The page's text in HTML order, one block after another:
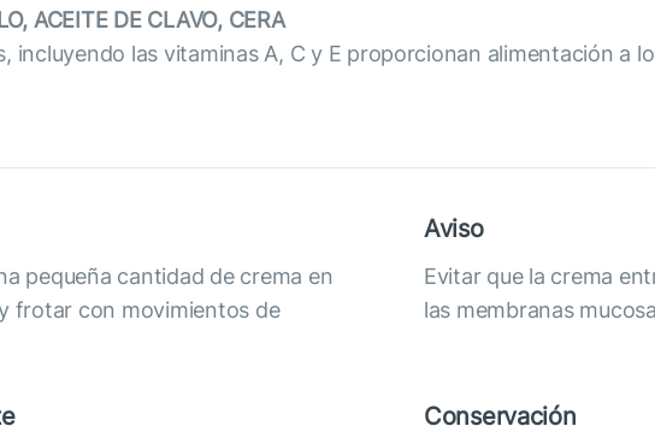
ACEITE DE CLAVO, CERA
incluyendo las vitaminas A, C y E proporcionan alimentación a
pequeña cantidad de crema en
frotar con movimientos de
Aviso
Evitar que la crema
las membranas
Conservación